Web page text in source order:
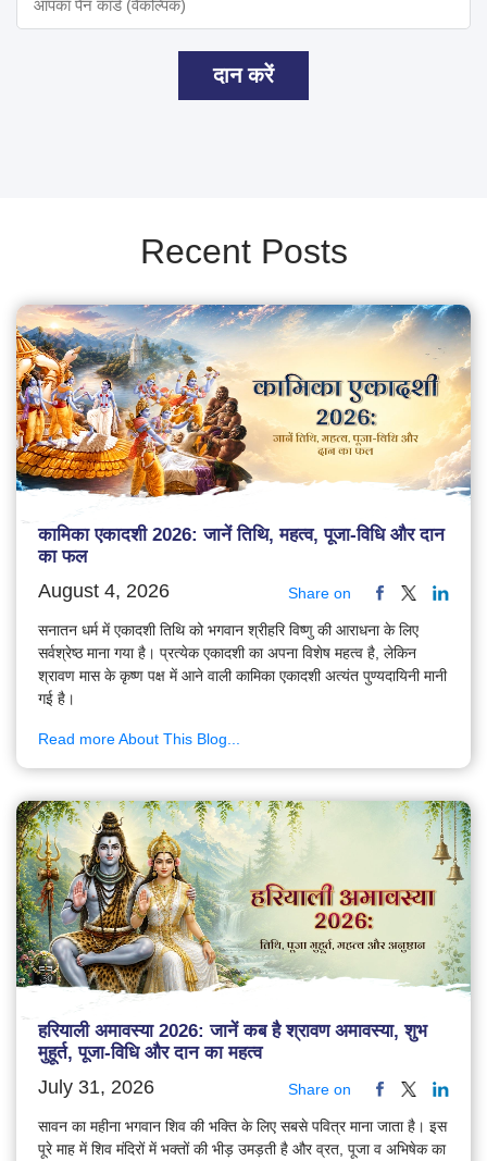
दान करें
Recent Posts
कामिका एकादशी 2026: जानें तिथि, महत्व, पूजा-विधि और दान
का फल
August 4, 2026 Share on
सनातन धर्म में एकादशी तिथि को भगवान श्रीहरि विष्णु की आराधना के लिए
सर्वश्रेष्ठ माना गया है। प्रत्येक एकादशी का अपना विशेष महत्व है, लेकिन
श्रावण मास के कृष्ण पक्ष में आने वाली कामिका एकादशी अत्यंत पुण्यदायिनी मानी
गई है।
Read more About This Blog...
हरियाली अमावस्या 2026: जानें कब है श्रावण अमावस्या, शुभ
मुहूर्त, पूजा-विधि और दान का महत्व
July 31, 2026 Share on
सावन का महीना भगवान शिव की भक्ति के लिए सबसे पवित्र माना जाता है। इस
पूरे माह में शिव मंदिरों में भक्तों की भीड़ उमड़ती है और व्रत, पूजा व अभिषेक का